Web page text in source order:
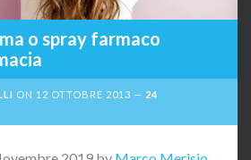
o spray farmaco
ON 12 OTTOBRE 2013
24